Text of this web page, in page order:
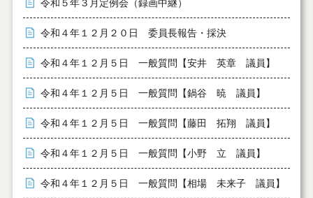
令和５年３月定例会（録画中継）
令和４年１２月２０日 委員長報告・採決
令和４年１２月５日 一般質問【安井 英章 議員】
令和４年１２月５日 一般質問【鍋谷 暁 議員】
令和４年１２月５日 一般質問【藤田 拓翔 議員】
令和４年１２月５日 一般質問【小野 立 議員】
令和４年１２月５日 一般質問【相場 未来子 議員】